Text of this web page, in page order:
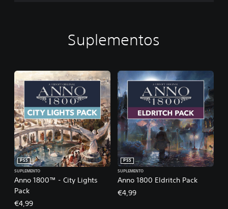
Suplementos
Anno 1800™ - City Lights
Pack
PS5
SUPLEMENTO
€4,99
Anno 1800 Eldritch Pack
PS5
SUPLEMENTO
€4,99